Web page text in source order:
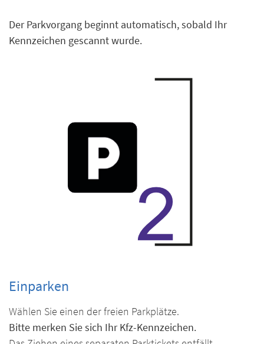
Der Parkvorgang beginnt automatisch, sobald Ihr
Kennzeichen gescannt wurde.
Einparken
Wählen Sie einen der freien Parkplätze.
Bitte merken Sie sich Ihr Kfz-Kennzeichen.